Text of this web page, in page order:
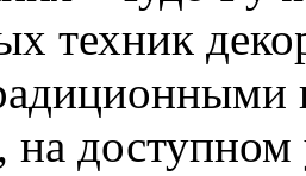
техник
на